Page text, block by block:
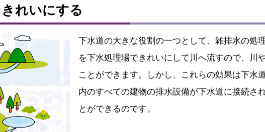
れいにする
下水道の大きな役割の一つとして、雑排水の
を下水処理場できれいにして川へ流すので、川
ことができます。しかし、これらの効果は下水
内のすべての建物の排水設備が下水道に接続さ
とができるのです。